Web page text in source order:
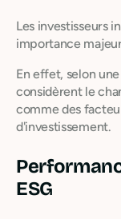
Les investisseurs
importance
En effet, selon
considèrent le
comme des
d'investissement.
ESG